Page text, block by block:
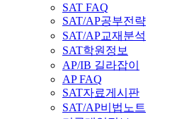
SAT FAQ
SAT/AP공부전략
SAT/AP교재분석
SAT학원정보
AP/IB 길라잡이
AP FAQ
SAT자료게시판
SAT/AP비법노트